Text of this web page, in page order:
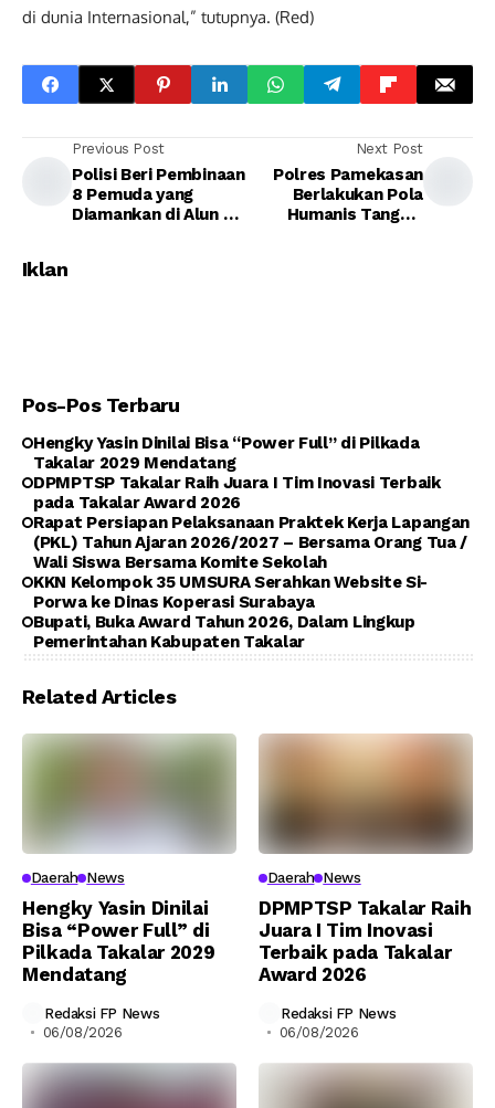
di dunia Internasional,” tutupnya. (Red)
Previous Post
Polisi Beri Pembinaan
8 Pemuda yang
Diamankan di Alun –
Next Post
Polres Pamekasan
Berlakukan Pola
Humanis Tangani
Iklan
Pos-Pos Terbaru
Hengky Yasin Dinilai Bisa “Power Full” di Pilkada
Takalar 2029 Mendatang
DPMPTSP Takalar Raih Juara I Tim Inovasi Terbaik
pada Takalar Award 2026
Rapat Persiapan Pelaksanaan Praktek Kerja Lapangan
(PKL) Tahun Ajaran 2026/2027 – Bersama Orang Tua /
Wali Siswa Bersama Komite Sekolah
KKN Kelompok 35 UMSURA Serahkan Website Si-
Porwa ke Dinas Koperasi Surabaya
Bupati, Buka Award Tahun 2026, Dalam Lingkup
Pemerintahan Kabupaten Takalar
Related Articles
Daerah News
Hengky Yasin Dinilai
Bisa “Power Full” di
Pilkada Takalar 2029
Mendatang
Redaksi FP News
06/08/2026
Daerah News
DPMPTSP Takalar Raih
Juara I Tim Inovasi
Terbaik pada Takalar
Award 2026
Redaksi FP News
06/08/2026